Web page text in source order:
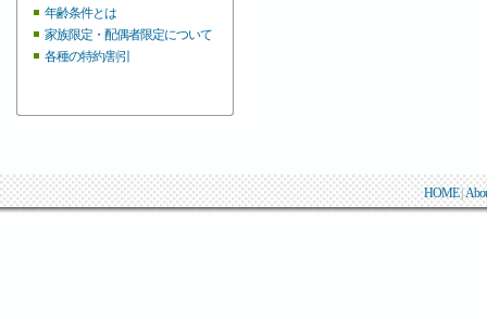
年齢条件とは
家族限定・配偶者限定について
各種の特約/割引
HOME|